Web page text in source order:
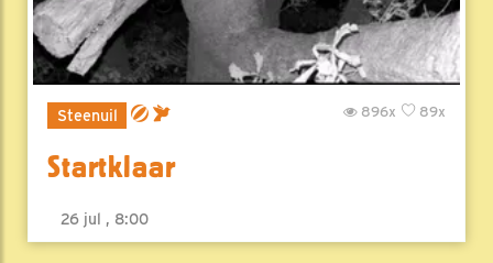
Steenuil 89x
896x
Startklaar
26 jul , 8:00